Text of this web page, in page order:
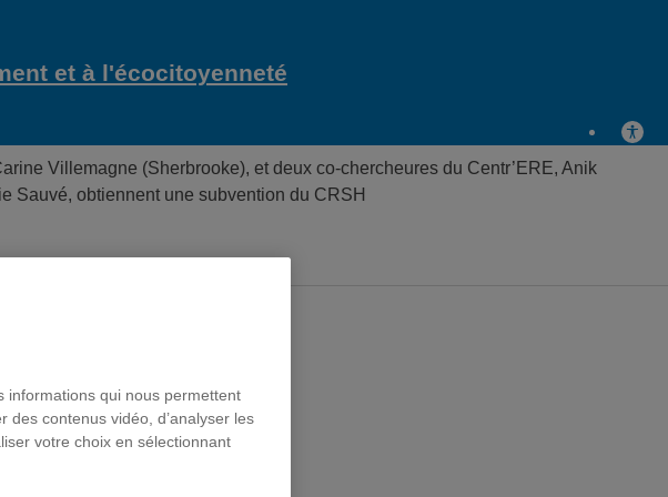
et à l'écocitoyenneté
Villemagne (Sherbrooke), et deux co-chercheures du Centr’ERE, Anik
Sauvé, obtiennent une subvention du CRSH
informations qui nous permettent
des contenus vidéo, d’analyser les
votre choix en sélectionnant